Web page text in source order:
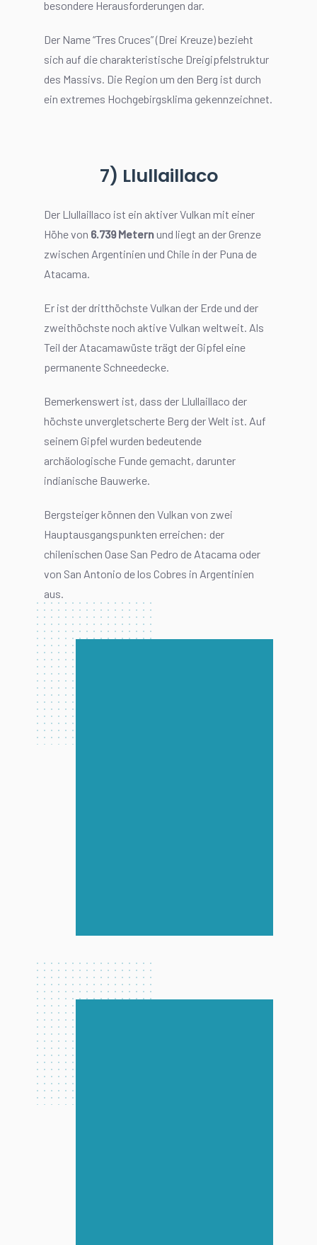
besondere Herausforderungen dar.
Der Name “Tres Cruces” (Drei Kreuze) bezieht
sich auf die charakteristische Dreigipfelstruktur
des Massivs. Die Region um den Berg ist durch
ein extremes Hochgebirgsklima gekennzeichnet.
7) Llullaillaco
Der Llullaillaco ist ein aktiver Vulkan mit einer
Höhe von 6.739 Meternund liegt an der Grenze
zwischen Argentinien und Chile in der Puna de
Atacama.
Er ist der dritthöchste Vulkan der Erde und der
zweithöchste noch aktive Vulkan weltweit. Als
Teil der Atacamawüste trägt der Gipfel eine
permanente Schneedecke.
Bemerkenswert ist, dass der Llullaillaco der
höchste unvergletscherte Berg der Welt ist. Auf
seinem Gipfel wurden bedeutende
archäologische Funde gemacht, darunter
indianische Bauwerke.
Bergsteiger können den Vulkan von zwei
Hauptausgangspunkten erreichen: der
chilenischen Oase San Pedro de Atacama oder
von San Antonio de los Cobres in Argentinien
aus.